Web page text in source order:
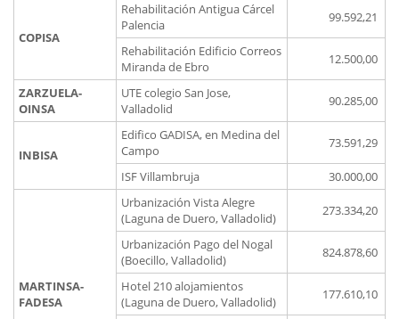
COPISA
Rehabilitación Antigua Cárcel
Palencia
99.592,21
Rehabilitación Edificio Correos
Miranda de Ebro
12.500,00
ZARZUELA-
OINSA
UTE colegio San Jose,
Valladolid
90.285,00
INBISA
Edifico GADISA, en Medina del
Campo
73.591,29
ISF Villambruja 30.000,00
MARTINSA-
FADESA
Urbanización Vista Alegre
(Laguna de Duero, Valladolid)
273.334,20
Urbanización Pago del Nogal
(Boecillo, Valladolid)
824.878,60
Hotel 210 alojamientos
(Laguna de Duero, Valladolid)
177.610,10